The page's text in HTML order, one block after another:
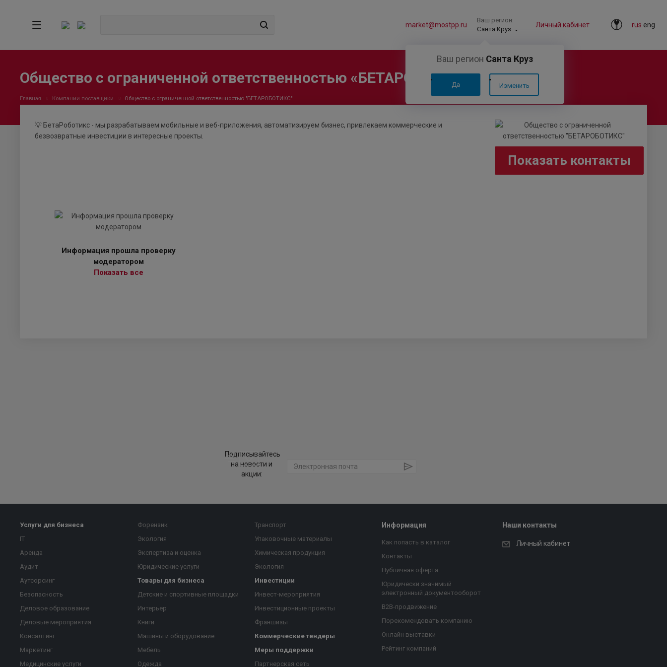
rus eng
Личный кабинет
Ваш регион:
Санта Круз
Ваш регион Санта Круз
Да Изменить
market@mostpp.ru
Общество с ограниченной ответственностью «БЕТАРОБОТИКС»
Главная Компании поставщики Общество с ограниченной ответственностью "БЕТАРОБОТИКС"
Показать контакты
💡 БетаРоботикс - мы разрабатываем мобильные и веб-приложения, автоматизируем бизнес, привлекаем коммерческие и
безвозвратные инвестиции в интересные проекты.
Информация прошла проверку
модератором
Показать все
Подписывайтесь
на новости и
акции:
Услуги для бизнеса
IT
Аренда
Аудит
Аутсорсинг
Безопасность
Деловое образование
Деловые мероприятия
Консалтинг
Маркетинг
Медицинские услуги
Форензик
Экология
Экспертиза и оценка
Юридические услуги
Товары для бизнеса
Детские и спортивные площадки
Интерьер
Книги
Машины и оборудование
Мебель
Одежда
Транспорт
Упаковочные материалы
Химическая продукция
Экология
Инвестиции
Инвест-мероприятия
Инвестиционные проекты
Франшизы
Коммерческие тендеры
Меры поддержки
Партнерская сеть
Информация
Как попасть в каталог
Контакты
Публичная оферта
Юридически значимый
электронный документооборот
B2B-продвижение
Порекомендовать компанию
Онлайн выставки
Рейтинг компаний
Наши контакты
Личный кабинет